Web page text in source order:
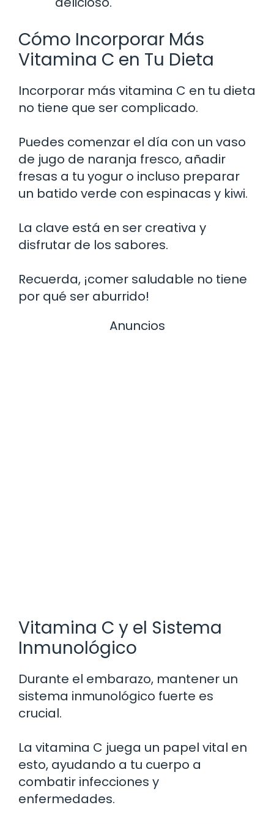
Cómo Incorporar Más
Vitamina C en Tu Dieta
Incorporar más vitamina C en tu dieta
no tiene que ser complicado.
Puedes comenzar el día con un vaso
de jugo de naranja fresco, añadir
fresas a tu yogur o incluso preparar
un batido verde con espinacas y kiwi.
La clave está en ser creativa y
disfrutar de los sabores.
Recuerda, ¡comer saludable no tiene
por qué ser aburrido!
Anuncios
Vitamina C y el Sistema
Inmunológico
Durante el embarazo, mantener un
sistema inmunológico fuerte es
crucial.
La vitamina C juega un papel vital en
esto, ayudando a tu cuerpo a
combatir infecciones y
enfermedades.